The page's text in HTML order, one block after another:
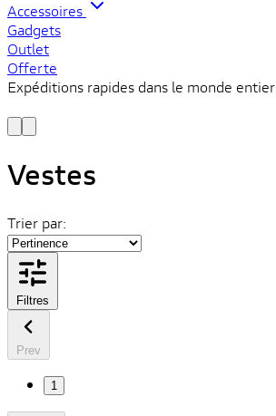
Accessoires
Gadgets
Outlet
Offerte
Expéditions rapides dans le monde entier
Vestes
Trier par:
Filtres
Prev
1